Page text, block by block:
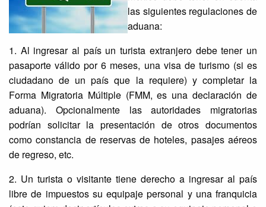
las siguientes regulaciones de
aduana:
1. Al ingresar al país un turista extranjero debe tener un
pasaporte válido por 6 meses, una visa de turismo (si es
ciudadano de un país que la requiere) y completar la
Forma Migratoria Múltiple (FMM, es una declaración de
aduana). Opcionalmente las autoridades migratorias
podrían solicitar la presentación de otros documentos
como constancia de reservas de hoteles, pasajes aéreos
de regreso, etc.
2. Un turista o visitante tiene derecho a ingresar al país
libre de impuestos su equipaje personal y una franquicia